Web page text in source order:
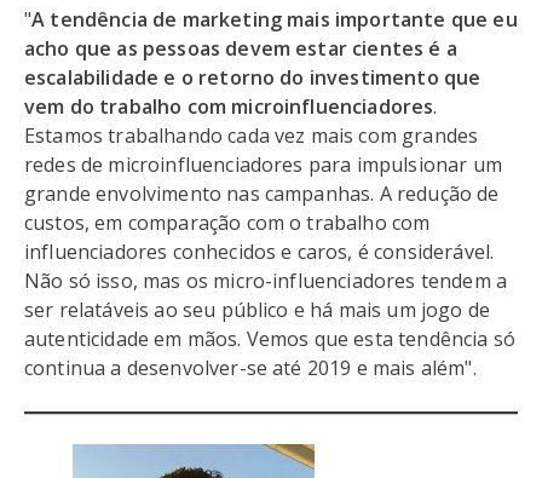
"A tendência de marketing mais importante que eu
acho que as pessoas devem estar cientes é a
escalabilidade e o retorno do investimento que
vem do trabalho com microinfluenciadores.
Estamos trabalhando cada vez mais com grandes
redes de microinfluenciadores para impulsionar um
grande envolvimento nas campanhas. A redução de
custos, em comparação com o trabalho com
influenciadores conhecidos e caros, é considerável.
Não só isso, mas os micro-influenciadores tendem a
ser relatáveis ao seu público e há mais um jogo de
autenticidade em mãos. Vemos que esta tendência só
continua a desenvolver-se até 2019 e mais além".